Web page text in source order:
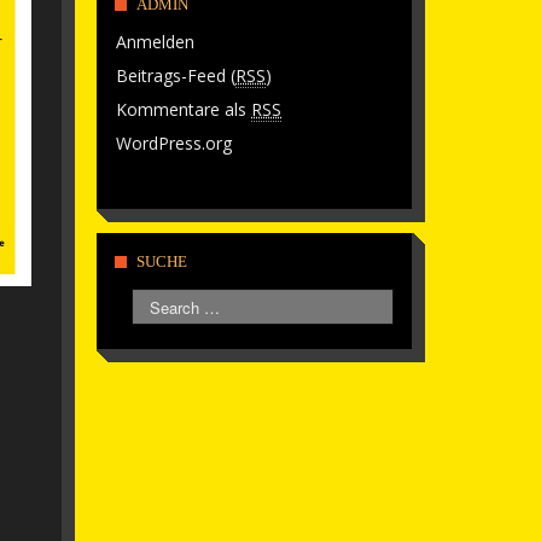
ADMIN
Anmelden
Beitrags-Feed (RSS)
Kommentare als RSS
WordPress.org
SUCHE